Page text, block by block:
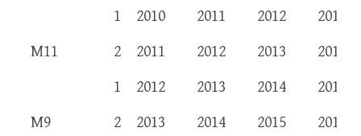
1
2010 2011 2012
2013
M11
2 2011 2012 2013
2014
1
2012 2013 2014
2015
M9
2 2013 2014 2015
2016